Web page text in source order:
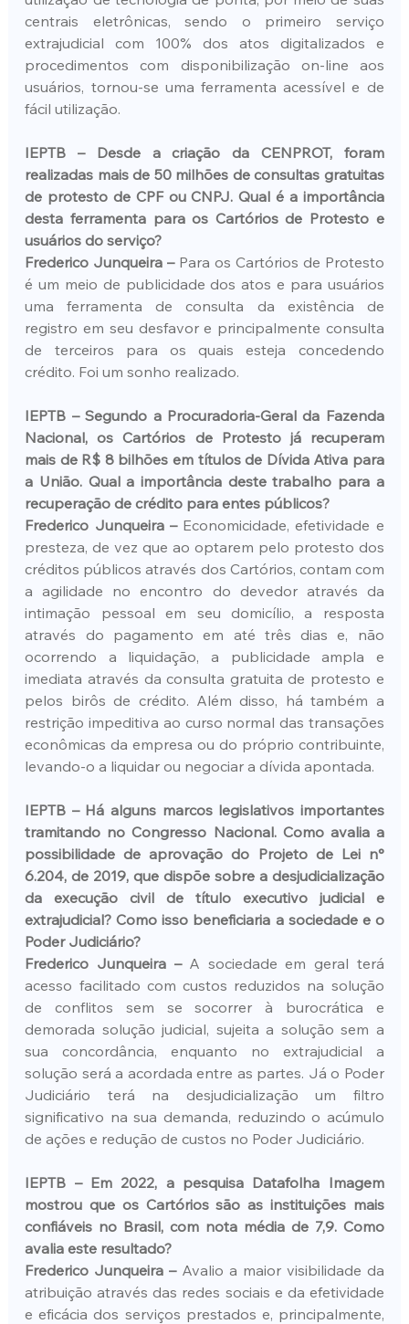
centrais eletrônicas, sendo o primeiro serviço
extrajudicial com 100% dos atos digitalizados e
procedimentos com disponibilização on-line aos
usuários, tornou-se uma ferramenta acessível e de
fácil utilização.
IEPTB – Desde a criação da CENPROT, foram
realizadas mais de 50 milhões de consultas gratuitas
de protesto de CPF ou CNPJ. Qual é a importância
desta ferramenta para os Cartórios de Protesto e
usuários do serviço?
Frederico Junqueira – Para os Cartórios de Protesto
é um meio de publicidade dos atos e para usuários
uma ferramenta de consulta da existência de
registro em seu desfavor e principalmente consulta
de terceiros para os quais esteja concedendo
crédito. Foi um sonho realizado.
IEPTB – Segundo a Procuradoria-Geral da Fazenda
Nacional, os Cartórios de Protesto já recuperam
mais de R$ 8 bilhões em títulos de Dívida Ativa para
a União. Qual a importância deste trabalho para a
recuperação de crédito para entes públicos?
Frederico Junqueira – Economicidade, efetividade e
presteza, de vez que ao optarem pelo protesto dos
créditos públicos através dos Cartórios, contam com
a agilidade no encontro do devedor através da
intimação pessoal em seu domicílio, a resposta
através do pagamento em até três dias e, não
ocorrendo a liquidação, a publicidade ampla e
imediata através da consulta gratuita de protesto e
pelos birôs de crédito. Além disso, há também a
restrição impeditiva ao curso normal das transações
econômicas da empresa ou do próprio contribuinte,
levando-o a liquidar ou negociar a dívida apontada.
IEPTB – Há alguns marcos legislativos importantes
tramitando no Congresso Nacional. Como avalia a
possibilidade de aprovação do Projeto de Lei n°
6.204, de 2019, que dispõe sobre a desjudicialização
da execução civil de título executivo judicial e
extrajudicial? Como isso beneficiaria a sociedade e o
Poder Judiciário?
Frederico Junqueira – A sociedade em geral terá
acesso facilitado com custos reduzidos na solução
de conflitos sem se socorrer à burocrática e
demorada solução judicial, sujeita a solução sem a
sua concordância, enquanto no extrajudicial a
solução será a acordada entre as partes. Já o Poder
Judiciário terá na desjudicialização um filtro
significativo na sua demanda, reduzindo o acúmulo
de ações e redução de custos no Poder Judiciário.
IEPTB – Em 2022, a pesquisa Datafolha Imagem
mostrou que os Cartórios são as instituições mais
confiáveis no Brasil, com nota média de 7,9. Como
avalia este resultado?
Frederico Junqueira – Avalio a maior visibilidade da
atribuição através das redes sociais e da efetividade
e eficácia dos serviços prestados e, principalmente,